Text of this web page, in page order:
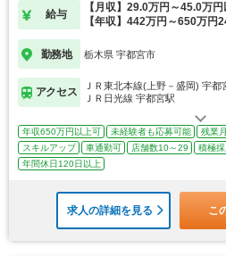
給与
【月収】29.0万円～45.0万
【年収】442万円～650万円
勤務地 栃木県 宇都宮市
アクセス
ＪＲ東北本線(上野－盛岡) 宇都
ＪＲ日光線 宇都宮駅
年収650万円以上可 未経験者も応募可能 残業
スキルアップ
車通勤可 店舗数10～29 積極
年間休日120日以上
求人の詳細を見る こ